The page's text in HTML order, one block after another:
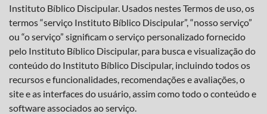
Instituto Bíblico Discipular. Usados nestes Termos de uso, os
termos “serviço Instituto Bíblico Discipular”, “nosso serviço”
ou “o serviço” significam o serviço personalizado fornecido
pelo Instituto Bíblico Discipular, para busca e visualização do
conteúdo do Instituto Bíblico Discipular, incluindo todos os
recursos e funcionalidades, recomendações e avaliações, o
site e as interfaces do usuário, assim como todo o conteúdo e
software associados ao serviço.